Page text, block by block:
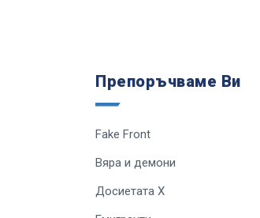
Препоръчваме Ви
Fake Front
Вяра и демони
Досиетата Х